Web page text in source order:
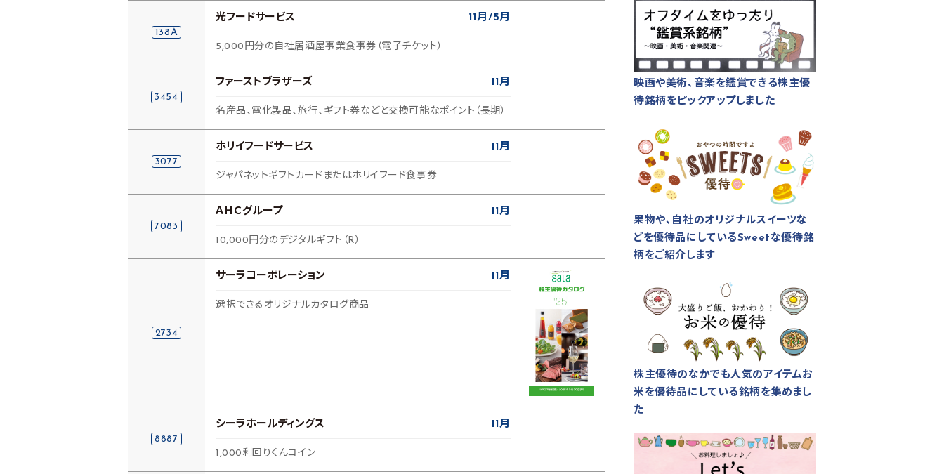
138A
光フードサービス 11月 5月
5,000円分の自社居酒屋事業食事券（電子チケット）
3454
ファーストブラザーズ 11月
名産品、電化製品、旅行、ギフト券などと交換可能なポイント（長期）
3077
ホリイフードサービス 11月
ジャパネットギフトカードまたはホリイフード食事券
7083
ＡＨＣグループ 11月
10,000円分のデジタルギフト（R）
2734
サーラコーポレーション 11月
選択できるオリジナルカタログ商品
8887
シーラホールディングス 11月
1,000利回りくんコイン
映画や美術、音楽を鑑賞できる株主優
待銘柄をピックアップしました
果物や、自社のオリジナルスイーツな
どを優待品にしているSweetな優待銘
柄をご紹介します
株主優待のなかでも人気のアイテムお
米を優待品にしている銘柄を集めまし
た